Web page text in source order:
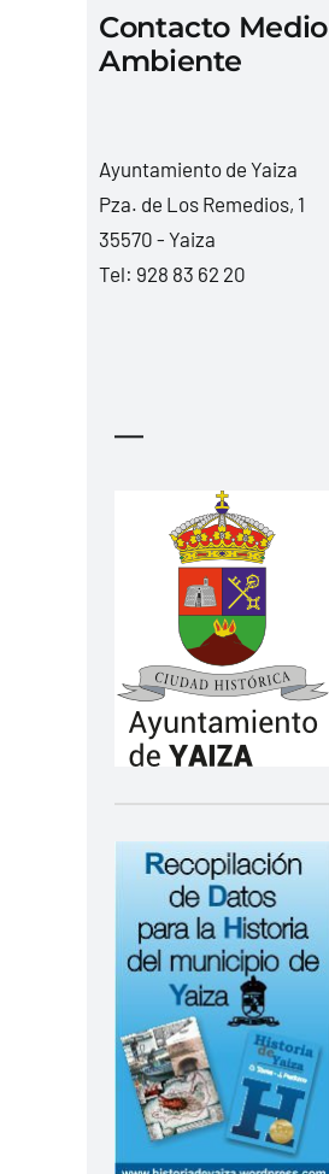
Contacto Medio
Ambiente
Ayuntamiento de Yaiza
Pza. de Los Remedios, 1
35570 - Yaiza
Tel: 928 83 62 20
—